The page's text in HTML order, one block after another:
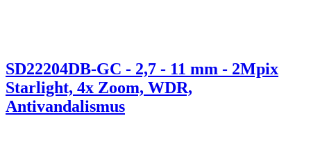
SD22204DB-GC - 2,7 - 11 mm - 2Mpix
Starlight, 4x Zoom, WDR,
Antivandalismus